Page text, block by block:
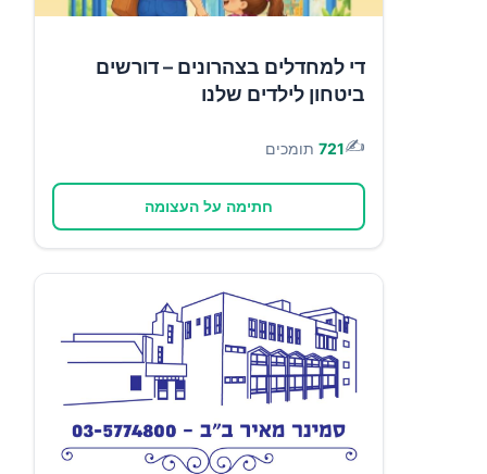
די למחדלים בצהרונים – דורשים
ביטחון לילדים שלנו
✍️
721 תומכים
חתימה על העצומה